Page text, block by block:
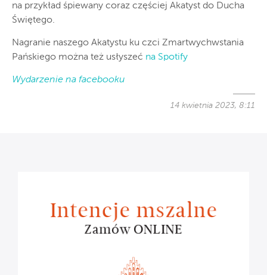
na przykład śpiewany coraz częściej Akatyst do Ducha
Świętego.
Nagranie naszego Akatystu ku czci Zmartwychwstania
Pańskiego można też usłyszeć na Spotify
Wydarzenie na facebooku
14 kwietnia 2023, 8:11